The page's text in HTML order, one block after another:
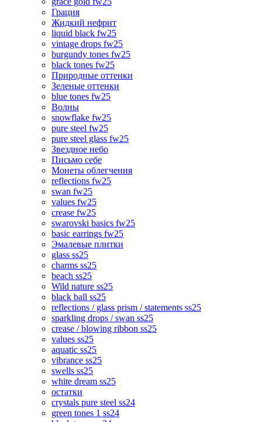
Грация
Жидкий нефрит
liquid black fw25
vintage drops fw25
burgundy tones fw25
black tones fw25
Природные оттенки
Зеленые оттенки
blue tones fw25
Волны
snowflake fw25
pure steel fw25
pure steel glass fw25
Звездное небо
Письмо себе
Монеты облегчения
reflections fw25
swan fw25
values fw25
crease fw25
swarovski basics fw25
basic earrings fw25
Эмалевые плитки
glass ss25
charms ss25
beach ss25
Wild nature ss25
black ball ss25
reflections / glass prism / statements ss25
sparkling drops / swan ss25
crease / blowing ribbon ss25
values ss25
aquatic ss25
vibrance ss25
swells ss25
white dream ss25
остатки
crystals pure steel ss24
green tones 1 ss24